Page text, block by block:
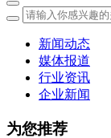
新闻动态
媒体报道
行业资讯
企业新闻
为您推荐